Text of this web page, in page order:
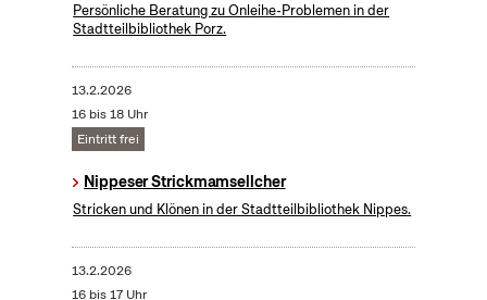
Persönliche Beratung zu Onleihe-Problemen in der
Stadtteilbibliothek Porz.
13.2.2026
16 bis 18 Uhr
Eintritt frei
Nippeser Strickmamsellcher
Stricken und Klönen in der Stadtteilbibliothek Nippes.
13.2.2026
16 bis 17 Uhr